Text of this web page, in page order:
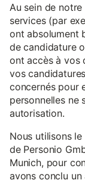
Au sein de
services (par
ont absolument
de candidature
ont accès à vos
vos
concernés pour
personnelles ne
autorisation.
Nous utilisons
de Personio
Munich, pour
avons conclu